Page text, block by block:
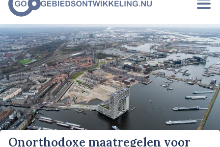
Onorthodoxe maatregelen voor